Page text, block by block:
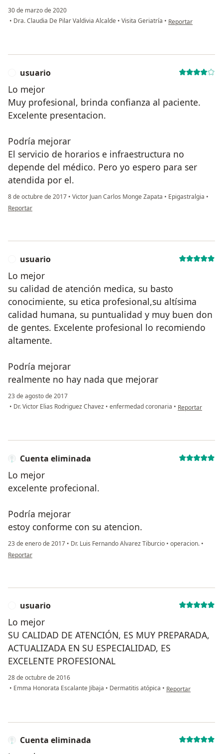
30 de marzo de 2020
• Dra. Claudia De Pilar Valdivia Alcalde • Visita Geriatría • en opinión del
Reportar
usuario
Lo mejor
Muy profesional, brinda confianza al paciente.
Excelente presentacion.
Podría mejorar
El servicio de horarios e infraestructura no
depende del médico. Pero yo espero para ser
atendida por el.
8 de octubre de 2017 • Victor Juan Carlos Monge Zapata • Epigastralgia •
en opinión del usuario usuario
Reportar
usuario
Lo mejor
su calidad de atención medica, su basto
conocimiente, su etica profesional,su altísima
calidad humana, su puntualidad y muy buen don
de gentes. Excelente profesional lo recomiendo
altamente.
Podría mejorar
realmente no hay nada que mejorar
23 de agosto de 2017
• Dr. Victor Elias Rodriguez Chavez • enfermedad coronaria • en opinión del
Reportar
Cuenta eliminada
Lo mejor
excelente profecional.
Podría mejorar
estoy conforme con su atencion.
23 de enero de 2017 • Dr. Luis Fernando Alvarez Tiburcio • operacion. •
en opinión del usuario Cuenta eliminada
Reportar
usuario
Lo mejor
SU CALIDAD DE ATENCIÓN, ES MUY PREPARADA,
ACTUALIZADA EN SU ESPECIALIDAD, ES
EXCELENTE PROFESIONAL
28 de octubre de 2016
• Emma Honorata Escalante Jibaja • Dermatitis atópica • en opinión del
Reportar
Cuenta eliminada